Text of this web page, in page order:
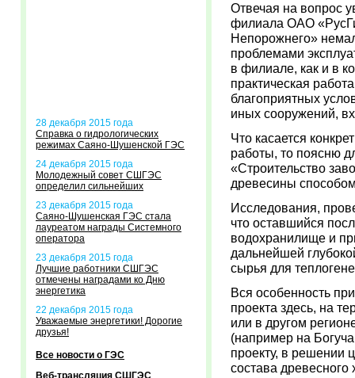
28 декабря 2015 года
Справка о гидрологических
режимах Саяно-Шушенской ГЭС
24 декабря 2015 года
Молодежный совет СШГЭС
определил сильнейших
23 декабря 2015 года
Саяно-Шушенская ГЭС стала
лауреатом награды Системного
оператора
23 декабря 2015 года
Лучшие работники СШГЭС
отмечены наградами ко Дню
энергетика
22 декабря 2015 года
Уважаемые энергетики! Дорогие
друзья!
Все новости о ГЭС
Веб-трансляция СШГЭС
Отвечая на вопрос
филиала ОАО
Непорожнего»
проблемами
в филиале, как и в
практическая
благоприятных
иных сооружений,
Что касается
работы, то поясню
«Строительство
древесины
Исследования,
что оставшийся
водохранилище и
дальнейшей
сырья для
Вся особенность
проекта здесь, на
или в другом
(например на
проекту, в решении
состава древесного